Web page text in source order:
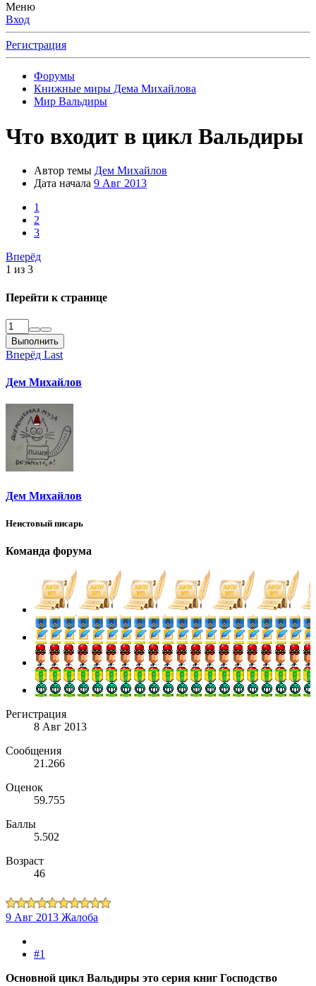
Меню
Вход
Регистрация
Форумы
Книжные миры Дема Михайлова
Мир Вальдиры
Что входит в цикл Вальдиры
Автор темы Дем Михайлов
Дата начала 9 Авг 2013
1
2
3
Вперёд
1 из 3
Перейти к странице
Выполнить
Вперёд Last
Дем Михайлов
Дем Михайлов
Неистовый писарь
Команда форума
Регистрация
8 Авг 2013
Сообщения
21.266
Оценок
59.755
Баллы
5.502
Возраст
46
9 Авг 2013 Жалоба
#1
Основной цикл Вальдиры это серия книг Господство